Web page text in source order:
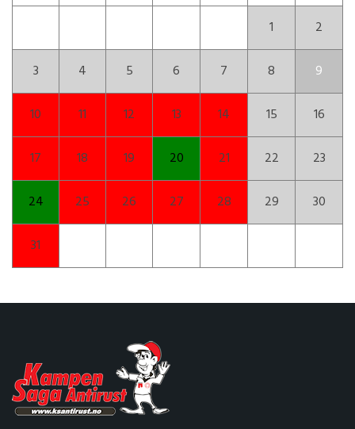
1
2
3 4 5 6 7 8 9
10 11 12 13 14 15 16
17 18 19 20 21 22 23
24 25 26 27 28 29 30
31